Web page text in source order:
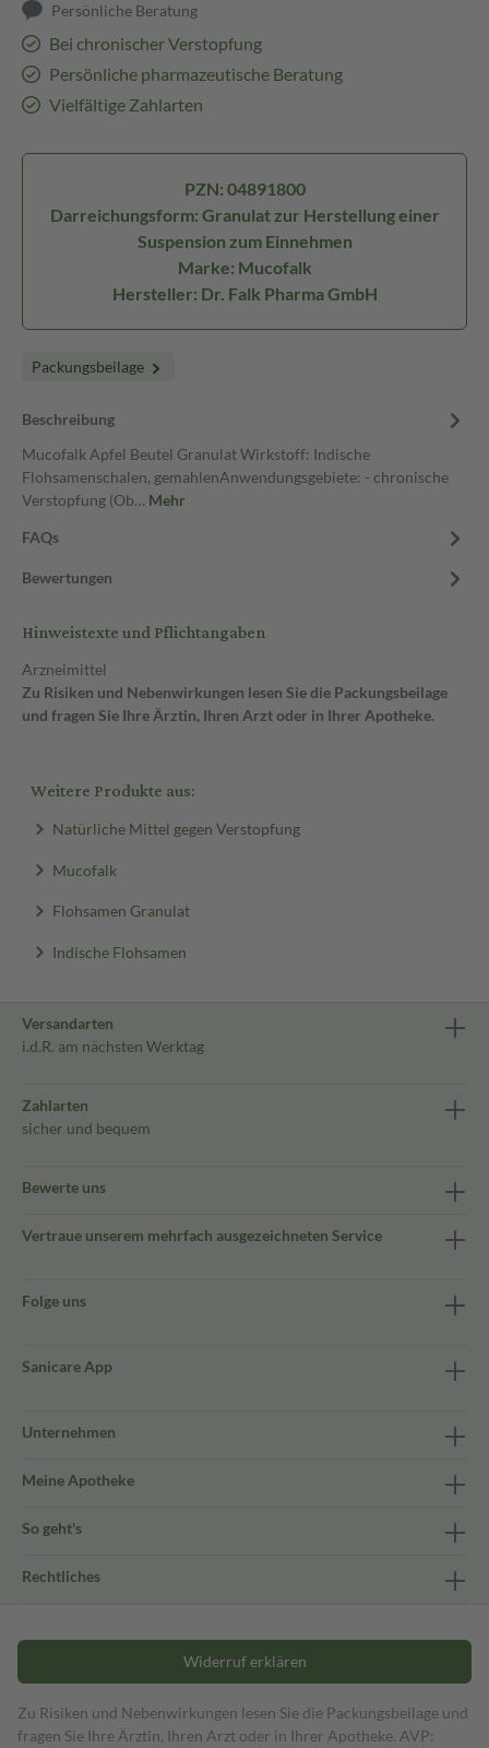
Persönliche Beratung
Bei chronischer Verstopfung
Persönliche pharmazeutische Beratung
Vielfältige Zahlarten
PZN: 04891800
Darreichungsform: Granulat zur Herstellung einer
Suspension zum Einnehmen
Marke: Mucofalk
Hersteller: Dr. Falk Pharma GmbH
Packungsbeilage
Beschreibung
Mucofalk Apfel Beutel Granulat Wirkstoff: Indische
Flohsamenschalen, gemahlenAnwendungsgebiete: - chronische
Verstopfung (Ob… Mehr
FAQs
Bewertungen
Hinweistexte und Pflichtangaben
Arzneimittel
Zu Risiken und Nebenwirkungen lesen Sie die Packungsbeilage
und fragen Sie Ihre Ärztin, Ihren Arzt oder in Ihrer Apotheke.
Weitere Produkte aus:
Natürliche Mittel gegen Verstopfung
Mucofalk
Flohsamen Granulat
Indische Flohsamen
Versandarten
i.d.R. am nächsten Werktag
Zahlarten
sicher und bequem
Bewerte uns
Vertraue unserem mehrfach ausgezeichneten Service
Folge uns
Sanicare App
Unternehmen
Meine Apotheke
So geht's
Rechtliches
Widerruf erklären
Zu Risiken und Nebenwirkungen lesen Sie die Packungsbeilage und
fragen Sie Ihre Ärztin, Ihren Arzt oder in Ihrer Apotheke. AVP: